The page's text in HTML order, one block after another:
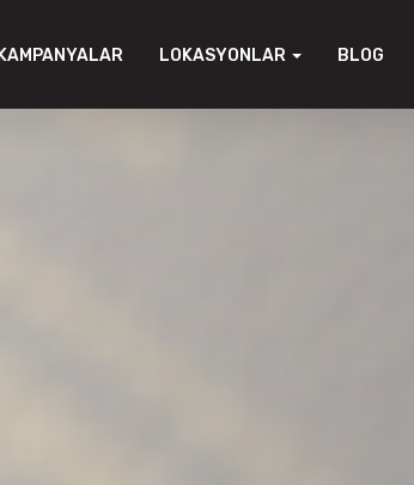
KAMPANYALAR LOKASYONLAR BLOG